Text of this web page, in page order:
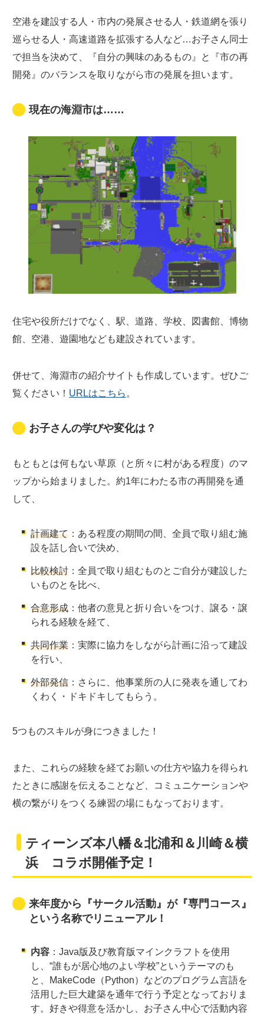
空港を建設する人・市内の発展させる人・鉄道網を張り
巡らせる人・高速道路を拡張する人など…お子さん同士
で担当を決めて、『自分の興味のあるもの』と『市の再
開発』のバランスを取りながら市の発展を担います。
現在の海淵市は……
住宅や役所だけでなく、駅、道路、学校、図書館、博物
館、空港、遊園地なども建設されています。
併せて、海淵市の紹介サイトも作成しています。ぜひご
覧ください！ URLはこちら 。
お子さんの学びや変化は？
もともとは何もない草原（と所々に村がある程度）のマ
ップから始まりました。約1年にわたる市の再開発を通
して、
計画建て ：ある程度の期間の間、全員で取り組む施
設を話し合いで決め、
比較検討 ：全員で取り組むものとご自分が建設した
いものとを比べ、
合意形成 ：他者の意見と折り合いをつけ、譲る・譲
られる経験を経て、
共同作業 ：実際に協力をしながら計画に沿って建設
を行い、
外部発信 ：さらに、他事業所の人に発表を通してわ
くわく・ドキドキしてもらう。
5つものスキルが身につきました！
また、これらの経験を経てお願いの仕方や協力を得られ
たときに感謝を伝えることなど、コミュニケーションや
横の繋がりをつくる練習の場にもなっております。
ティーンズ本八幡＆北浦和＆川崎＆横
浜 コラボ開催予定！
来年度から『サークル活動』が『専門コース』
という名称でリニューアル！
内容 ：Java版及び教育版マインクラフトを使用
し、“誰もが居心地のよい学校”というテーマのも
と、MakeCode（Python）などのプログラム言語を
活用した巨大建築を通年で行う予定となっておりま
す。好きや得意を活かし、お子さん中心で活動内容